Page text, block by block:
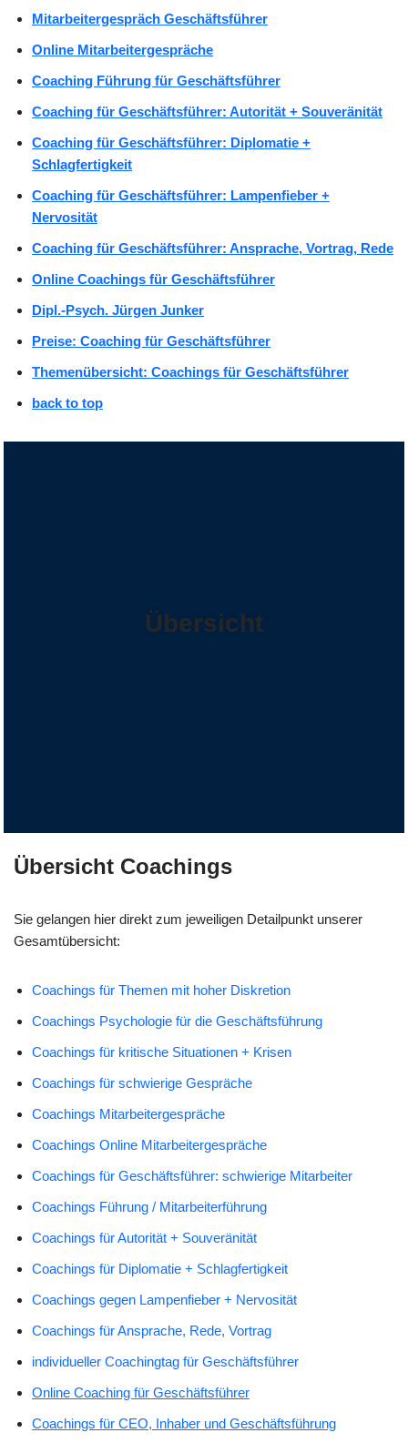
Mitarbeitergespräch Geschäftsführer
Online Mitarbeitergespräche
Coaching Führung für Geschäftsführer
Coaching für Geschäftsführer: Autorität + Souveränität
Coaching für Geschäftsführer: Diplomatie +
Schlagfertigkeit
Coaching für Geschäftsführer: Lampenfieber +
Nervosität
Coaching für Geschäftsführer: Ansprache, Vortrag, Rede
Online Coachings für Geschäftsführer
Dipl.-Psych. Jürgen Junker
Preise: Coaching für Geschäftsführer
Themenübersicht: Coachings für Geschäftsführer
back to top
Übersicht
Übersicht Coachings
Sie gelangen hier direkt zum jeweiligen Detailpunkt unserer
Gesamtübersicht:
Coachings für Themen mit hoher Diskretion
Coachings Psychologie für die Geschäftsführung
Coachings für kritische Situationen + Krisen
Coachings für schwierige Gespräche
Coachings Mitarbeitergespräche
Coachings Online Mitarbeitergespräche
Coachings für Geschäftsführer: schwierige Mitarbeiter
Coachings Führung / Mitarbeiterführung
Coachings für Autorität + Souveränität
Coachings für Diplomatie + Schlagfertigkeit
Coachings gegen Lampenfieber + Nervosität
Coachings für Ansprache, Rede, Vortrag
individueller Coachingtag für Geschäftsführer
Online Coaching für Geschäftsführer
Coachings für CEO, Inhaber und Geschäftsführung